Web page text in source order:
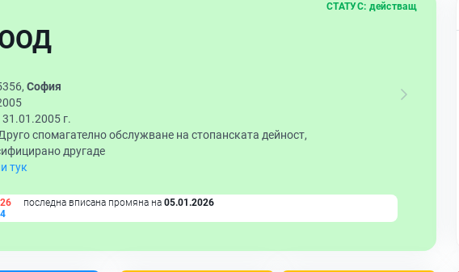
СТАТУС: действащ
София
г.
спомагателно обслужване на стопанската дейност,
другаде
тук
последна вписана промяна на 05.01.2026